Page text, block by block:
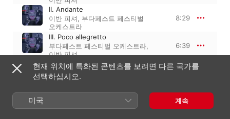
II. Andante
이반 피셔, 부다페스트 페스티벌
오케스트라
8:29
III. Poco allegretto
부다페스트 페스티벌 오케스트라,
이반 피셔
6:39
IV. Allegro - Un poco sostenuto
부다페스트 페스티벌 오케스트라
이반 피셔
8:35
구스타프 말러
교향곡 5번 올림다단조 1:14:14
현재 위치에 특화된 콘텐츠를 보려면 다른 국가를
선택하십시오.
미국 계속